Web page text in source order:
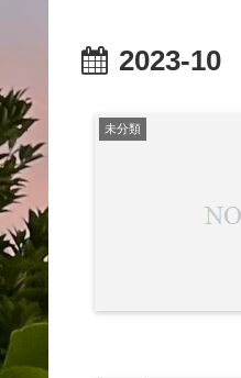
2023-10
未分類